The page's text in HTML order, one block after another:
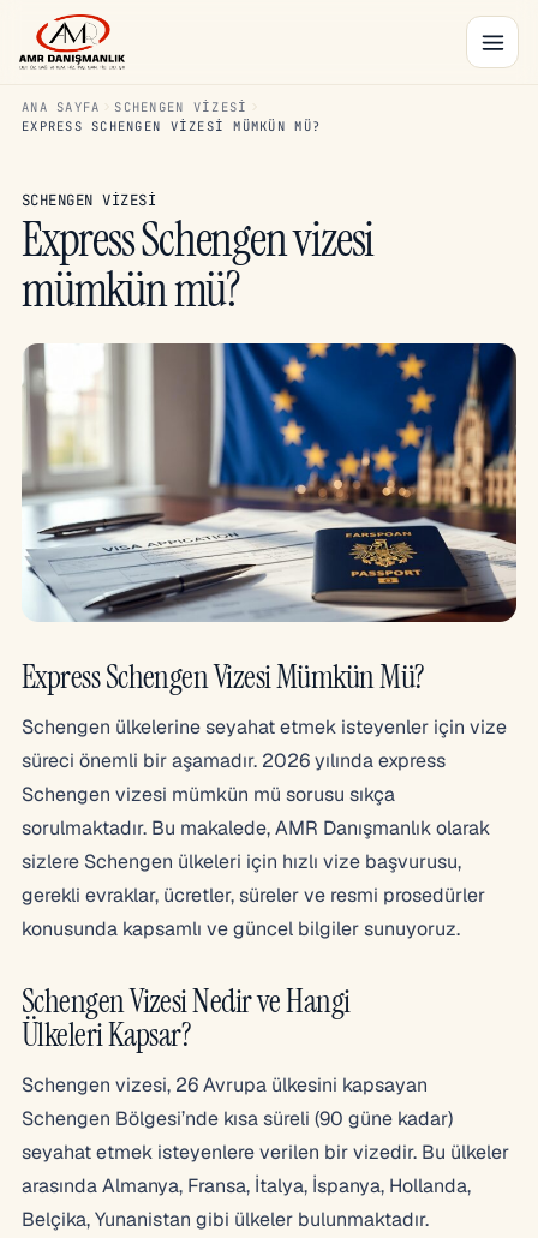
ANA SAYFA
SCHENGEN VIZESI
EXPRESS SCHENGEN VIZESI MÜMKÜN MÜ?
SCHENGEN VIZESI
Express Schengen vizesi
mümkün mü?
Express Schengen Vizesi Mümkün Mü?
Schengen ülkelerine seyahat etmek isteyenler için vize
süreci önemli bir aşamadır. 2026 yılında express
Schengen vizesi mümkün mü sorusu sıkça
sorulmaktadır. Bu makalede, AMR Danışmanlık olarak
sizlere Schengen ülkeleri için hızlı vize başvurusu,
gerekli evraklar, ücretler, süreler ve resmi prosedürler
konusunda kapsamlı ve güncel bilgiler sunuyoruz.
Schengen Vizesi Nedir ve Hangi
Ülkeleri Kapsar?
Schengen vizesi, 26 Avrupa ülkesini kapsayan
Schengen Bölgesi’nde kısa süreli (90 güne kadar)
seyahat etmek isteyenlere verilen bir vizedir. Bu ülkeler
arasında Almanya, Fransa, İtalya, İspanya, Hollanda,
Belçika, Yunanistan gibi ülkeler bulunmaktadır.